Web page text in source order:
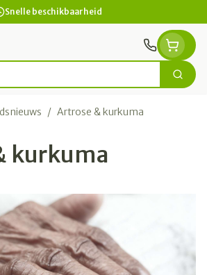
Snelle beschikbaarheid
Zoek
/ Artrose & kurkuma
kurkuma